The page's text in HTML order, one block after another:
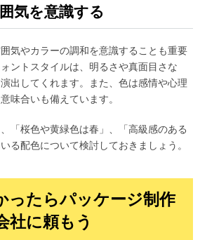
気を意識する
気やカラーの調和を意識することも重要
ントスタイルは、明るさや真面目さな
出してくれます。また、色は感情や心理
味合いも備えています。
「桜色や黄緑色は春」、「高級感のある
る配色について検討しておきましょう。
ったらパッケージ制作
社に頼もう